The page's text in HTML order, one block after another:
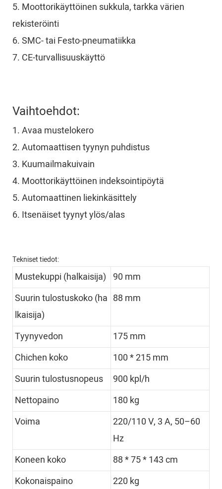
5. Moottorikäyttöinen sukkula, tarkka värien
rekisteröinti
6. SMC- tai Festo-pneumatiikka
7. CE-turvallisuuskäyttö
Vaihtoehdot:
1. Avaa mustelokero
2. Automaattisen tyynyn puhdistus
3. Kuumailmakuivain
4. Moottorikäyttöinen indeksointipöytä
5. Automaattinen liekinkäsittely
6. Itsenäiset tyynyt ylös/alas
Tekniset tiedot:
Mustekuppi (halkaisija) 90 mm
Suurin tulostuskoko (ha
lkaisija)
88 mm
Tyynyvedon
175 mm
Chichen koko
100 * 215 mm
Suurin tulostusnopeus
900 kpl/h
Nettopaino
180 kg
Voima
220/110 V, 3 A, 50–60
Hz
Koneen koko
88 * 75 * 143 cm
Kokonaispaino
220 kg